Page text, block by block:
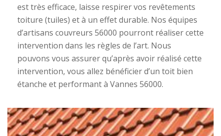
est très efficace, laisse respirer vos revêtements
toiture (tuiles) et à un effet durable. Nos équipes
d’artisans couvreurs 56000 pourront réaliser cette
intervention dans les règles de l’art. Nous
pouvons vous assurer qu’après avoir réalisé cette
intervention, vous allez bénéficier d’un toit bien
étanche et performant à Vannes 56000.